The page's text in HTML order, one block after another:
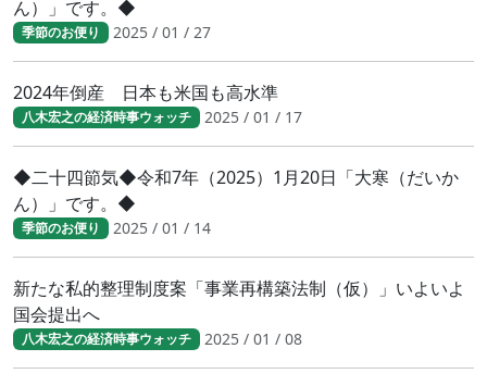
ん）」です。◆
季節のお便り 2025 / 01 / 27
2024年倒産 日本も米国も高水準
八木宏之の経済時事ウォッチ 2025 / 01 / 17
◆二十四節気◆令和7年（2025）1月20日「大寒（だいか
ん）」です。◆
季節のお便り 2025 / 01 / 14
新たな私的整理制度案「事業再構築法制（仮）」いよいよ
国会提出へ
八木宏之の経済時事ウォッチ 2025 / 01 / 08